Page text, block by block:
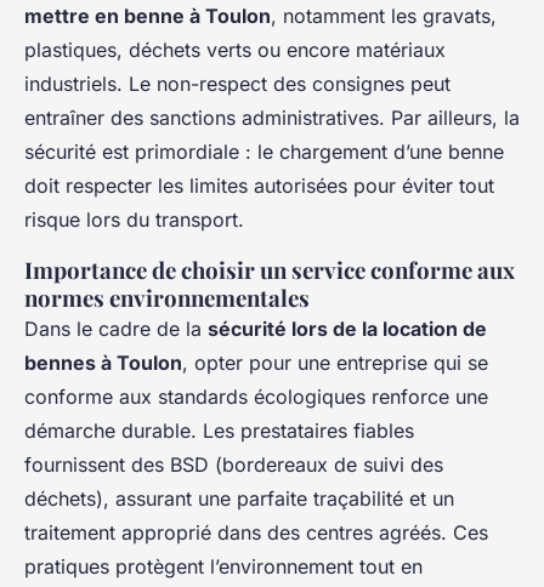
mettre en benne à Toulon, notamment les gravats,
plastiques, déchets verts ou encore matériaux
industriels. Le non-respect des consignes peut
entraîner des sanctions administratives. Par ailleurs, la
sécurité est primordiale : le chargement d’une benne
doit respecter les limites autorisées pour éviter tout
risque lors du transport.
Importance de choisir un service conforme aux
normes environnementales
Dans le cadre de la sécurité lors de la location de
bennes à Toulon, opter pour une entreprise qui se
conforme aux standards écologiques renforce une
démarche durable. Les prestataires fiables
fournissent des BSD (bordereaux de suivi des
déchets), assurant une parfaite traçabilité et un
traitement approprié dans des centres agréés. Ces
pratiques protègent l’environnement tout en